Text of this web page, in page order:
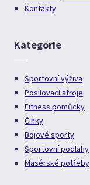
Kontakty
Kategorie
Sportovní výživa
Posilovací stroje
Fitness pomůcky
Činky
Bojové sporty
Sportovní podlahy
Masérské potřeby